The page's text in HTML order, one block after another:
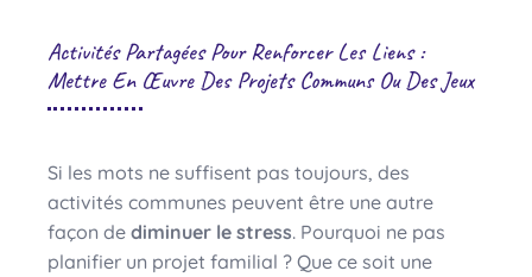
Activités Partagées Pour Renforcer Les Liens :
Mettre En Œuvre Des Projets Communs Ou Des Jeux
Si les mots ne suffisent pas toujours, des
activités communes peuvent être une autre
façon de diminuer le stress. Pourquoi ne pas
planifier un projet familial ? Que ce soit une